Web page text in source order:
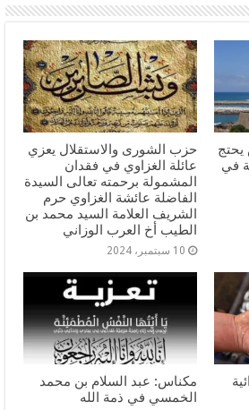
يحتج
في
حزب الشورى والاستقلال يعزي
عائلة الغزاوي في فقدان
المشمولة برحمته تعالى السيدة
الفاضلة عائشة الغزاوي حرم
الشريف العلامة السيد محمد بن
الطيب أخ العرب الوزاني
10 سبتمبر، 2024
مكناس: عبد السلام بن محمد
الخمسي في ذمة الله